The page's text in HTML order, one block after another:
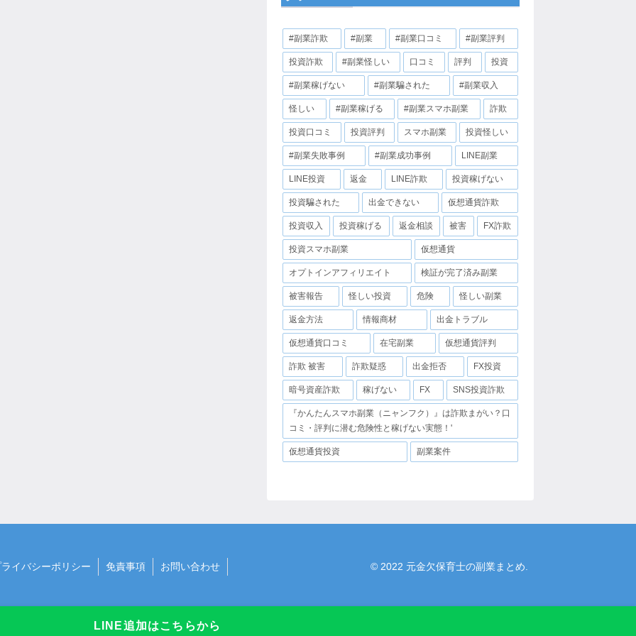
#副業詐欺 #副業 #副業口コミ #副業評判
投資詐欺 #副業怪しい 口コミ 評判 投資
#副業稼げない #副業騙された #副業収入
怪しい #副業稼げる #副業スマホ副業 詐欺
投資口コミ 投資評判 スマホ副業 投資怪しい
#副業失敗事例 #副業成功事例 LINE副業
LINE投資 返金 LINE詐欺 投資稼げない
投資騙された 出金できない 仮想通貨詐欺
投資収入 投資稼げる 返金相談 被害 FX詐欺
投資スマホ副業 仮想通貨
オプトインアフィリエイト 検証が完了済み副業
被害報告 怪しい投資 危険 怪しい副業
返金方法 情報商材 出金トラブル
仮想通貨口コミ 在宅副業 仮想通貨評判
詐欺 被害 詐欺疑惑 出金拒否 FX投資
暗号資産詐欺 稼げない FX SNS投資詐欺
『かんたんスマホ副業（ニャンフク）』は詐欺まがい？口
コミ・評判に潜む危険性と稼げない実態！'
仮想通貨投資 副業案件
LINE追加はこちらから
ライバシーポリシー 免責事項 お問い合わせ © 2022 元金欠保育士の副業まとめ.